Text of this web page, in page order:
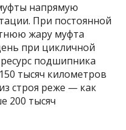
напрямую
При постоянной
жару муфта
при цикличной
подшипника
тысяч километров
строя реже — как
200 тысяч